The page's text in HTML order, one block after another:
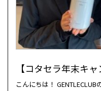
【コタセラ年末キ
こんにちは！